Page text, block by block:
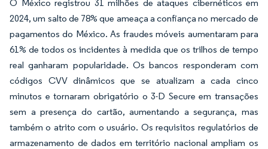
O México registrou 31 milhões de ataques cibernéticos em
2024, um salto de 78% que ameaça a confiança no mercado de
pagamentos do México. As fraudes móveis aumentaram para
61% de todos os incidentes à medida que os trilhos de tempo
real ganharam popularidade. Os bancos responderam com
códigos CVV dinâmicos que se atualizam a cada cinco
minutos e tornaram obrigatório o 3-D Secure em transações
sem a presença do cartão, aumentando a segurança, mas
também o atrito com o usuário. Os requisitos regulatórios de
armazenamento de dados em território nacional ampliam os